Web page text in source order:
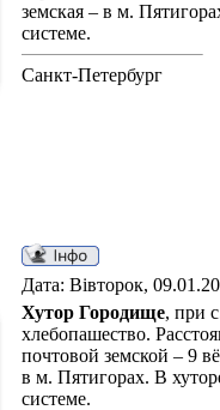
земская – в м.
системе.
Санкт-Петербург
Дата: Вівторок,
Хутор Городище, при
хлебопашество.
почтовой земской – 9
в м. Пятигорах. В
системе.